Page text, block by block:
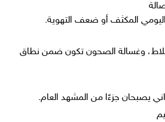
المكثف أو ضعف التهوية.
وغسالة الصحون تكون ضمن نطاق
يصبحان جزءًا من المشهد العام.